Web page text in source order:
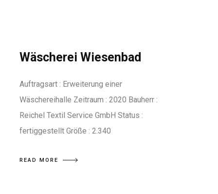
Wäscherei Wiesenbad
Auftragsart : Erweiterung einer
Wäschereihalle Zeitraum : 2020 Bauherr :
Reichel Textil Service GmbH Status :
fertiggestellt Größe : 2.340
READ MORE